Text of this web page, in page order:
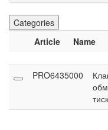
Categories
Article
Name
PRO6435000